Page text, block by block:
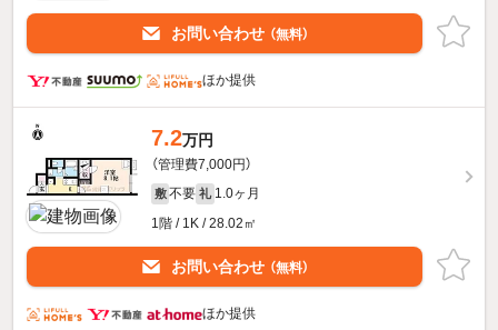
お問い合わせ （無料）
ほか提供
7.2万円
（管理費7,000円）
敷 不要 礼 1.0ヶ月
1階 / 1K / 28.02㎡
お問い合わせ （無料）
ほか提供